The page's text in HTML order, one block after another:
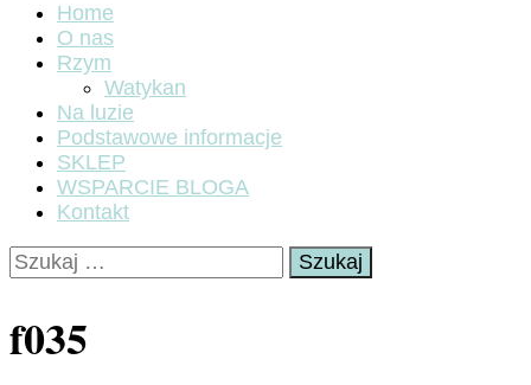
Home
O nas
Rzym
Watykan
Na luzie
Podstawowe informacje
SKLEP
WSPARCIE BLOGA
Kontakt
Szukaj:
f035